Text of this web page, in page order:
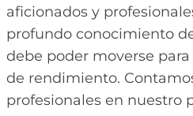
aficionados y
profundo conocimiento
debe poder moverse
de rendimiento.
profesionales en nuestro